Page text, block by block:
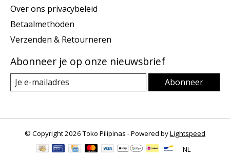
Over ons privacybeleid
Betaalmethoden
Verzenden & Retourneren
Abonneer je op onze nieuwsbrief
Abonneer
© Copyright 2026 Toko Pilipinas - Powered byLightspeed
NL